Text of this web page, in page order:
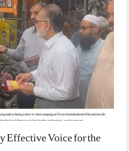
Effective Voice for the